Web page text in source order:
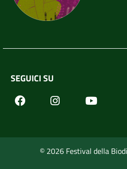
SEGUICI SU
FacebookInstagram
© 2026 Festival della